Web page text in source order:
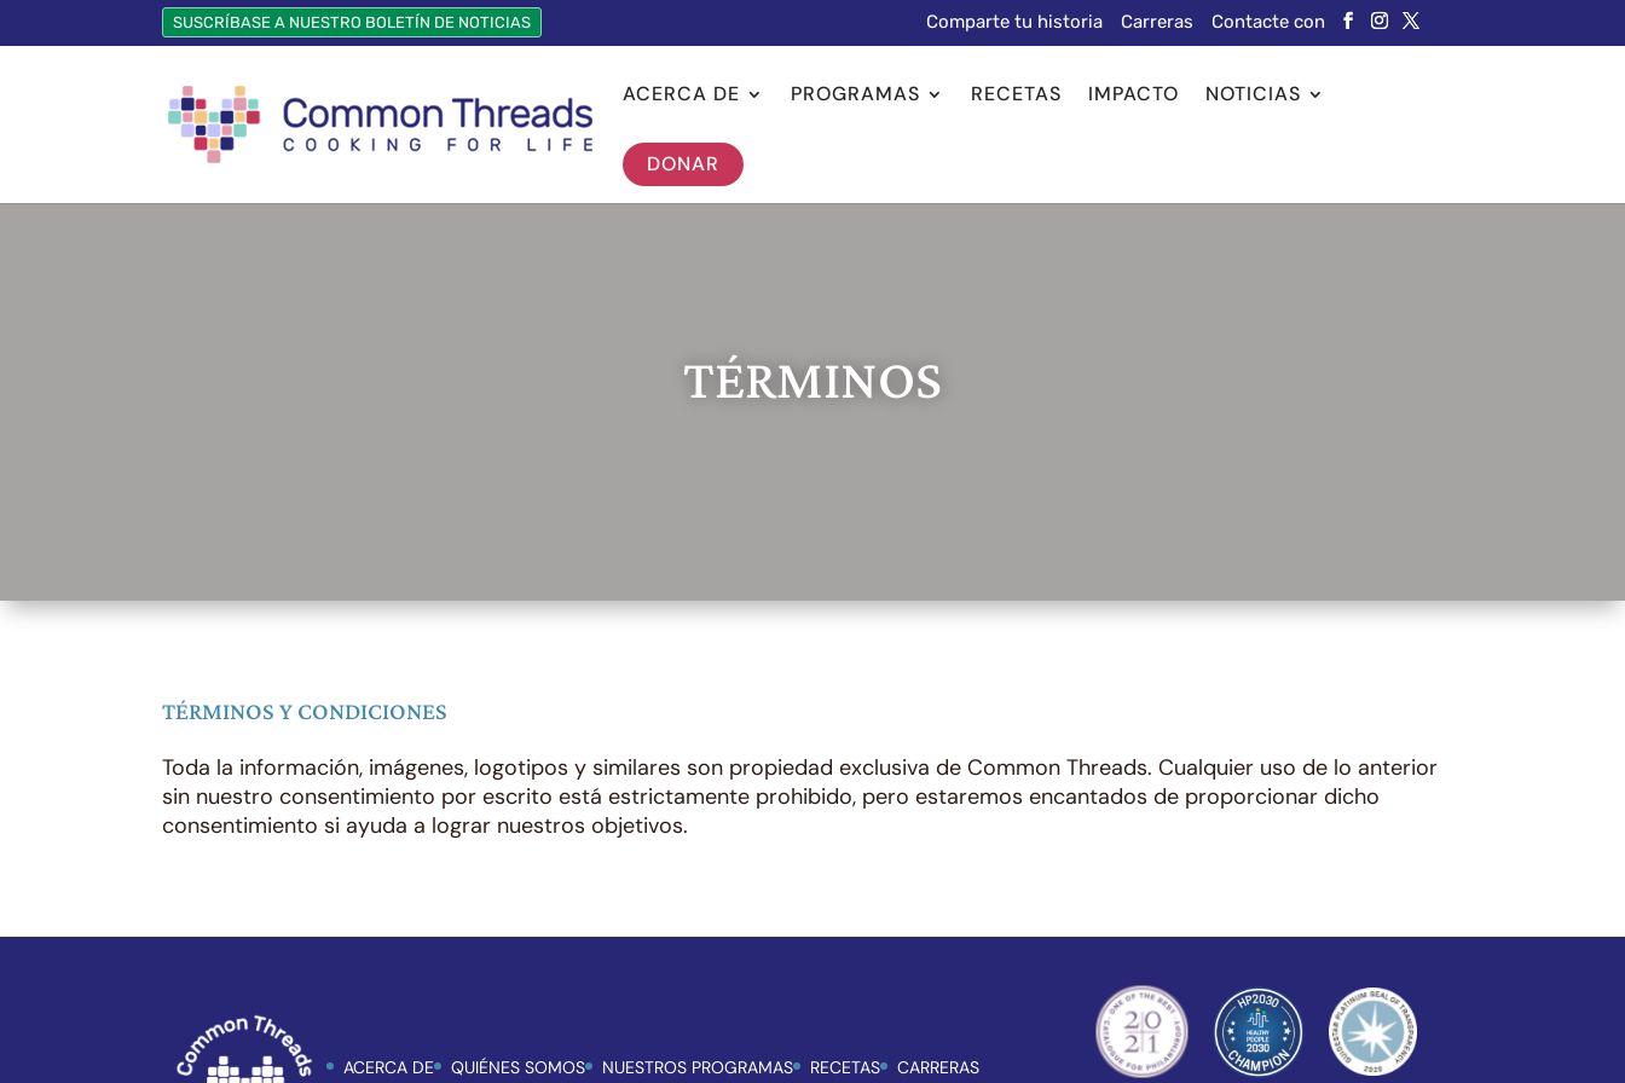
SUSCRÍBASE A NUESTRO BOLETÍN DE NOTICIAS Comparte tu historia Carreras Contacte con
ACERCA DE PROGRAMAS RECETAS IMPACTO NOTICIAS
DONAR
TÉRMINOS
TÉRMINOS Y CONDICIONES
Toda la información, imágenes, logotipos y similares son propiedad exclusiva de Common Threads. Cualquier uso de lo anterior
sin nuestro consentimiento por escrito está estrictamente prohibido, pero estaremos encantados de proporcionar dicho
consentimiento si ayuda a lograr nuestros objetivos.
ACERCA DE QUIÉNES SOMOS NUESTROS PROGRAMAS RECETAS CARRERAS